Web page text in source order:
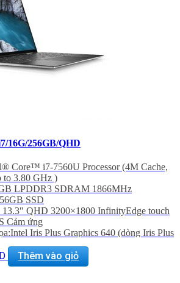
16G/256GB/QHD
Core™ i7-7560U Processor (4M Cache,
to 3.80 GHz )
LPDDR3 SDRAM 1866MHz
SSD
QHD 3200×1800 InfinityEdge touch
Cảm ứng
Iris Plus Graphics 640 (dòng Iris Plus
Killer 1535 802.11ac 2×2 WiFi and
4.1,backlist keyboard, Camera, Bluetooth
Thêm vào giỏ